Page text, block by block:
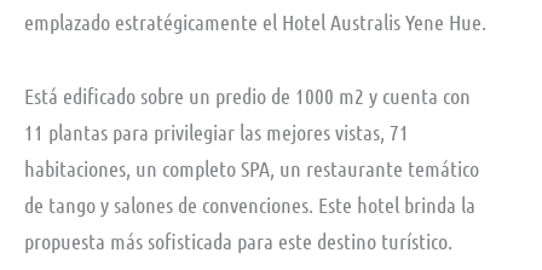
emplazado estratégicamente el Hotel Australis Yene Hue.
Está edificado sobre un predio de 1000 m2 y cuenta con
11 plantas para privilegiar las mejores vistas, 71
habitaciones, un completo SPA, un restaurante temático
de tango y salones de convenciones. Este hotel brinda la
propuesta más sofisticada para este destino turístico.